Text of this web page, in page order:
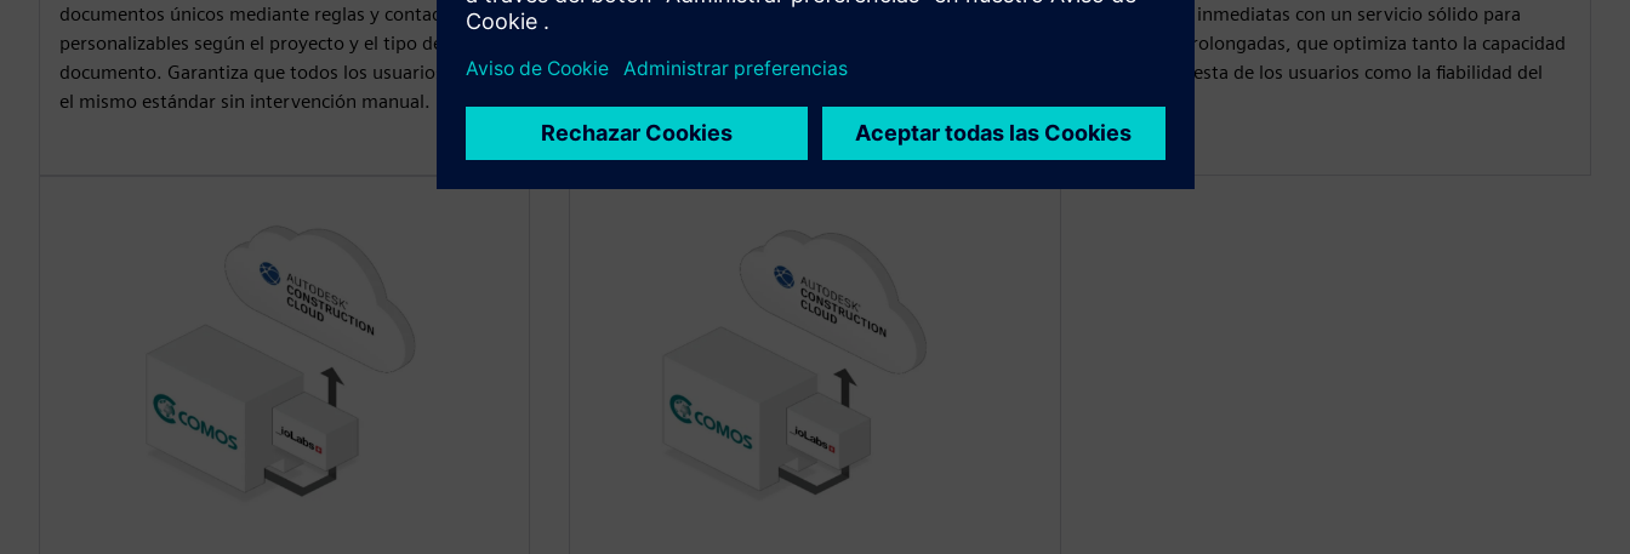
documentos únicos mediante reglas y contadores
personalizables según el proyecto y el tipo de
documento. Garantiza que todos los usuarios sigan
el mismo estándar sin intervención manual.
automáticamente los archivos que están en cola en
error de carga se notifica a COMOS, manteniendo los
metadatos sincronizados.
acciones inmediatas con un servicio sólido para
cargas prolongadas, que optimiza tanto la capacidad
de respuesta de los usuarios como la fiabilidad del
sistema.